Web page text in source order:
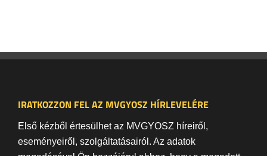
IRATKOZZON FEL AZ MVGYOSZ HÍRLEVELÉRE
Első kézből értesülhet az MVGYOSZ híreiről,
eseményeiről, szolgáltatásairól. Az adatok